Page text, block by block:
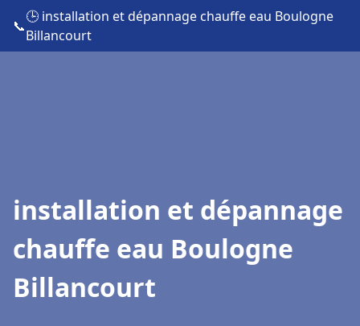
📞
🕒 installation et dépannage chauffe eau Boulogne
Billancourt
installation et dépannage
chauffe eau Boulogne
Billancourt